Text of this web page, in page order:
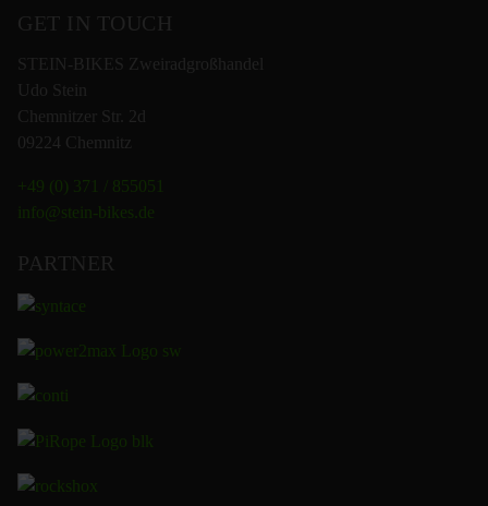
GET IN TOUCH
STEIN-BIKES Zweiradgroßhandel
Udo Stein
Chemnitzer Str. 2d
09224 Chemnitz
+49 (0) 371 / 855051
info@stein-bikes.de
PARTNER